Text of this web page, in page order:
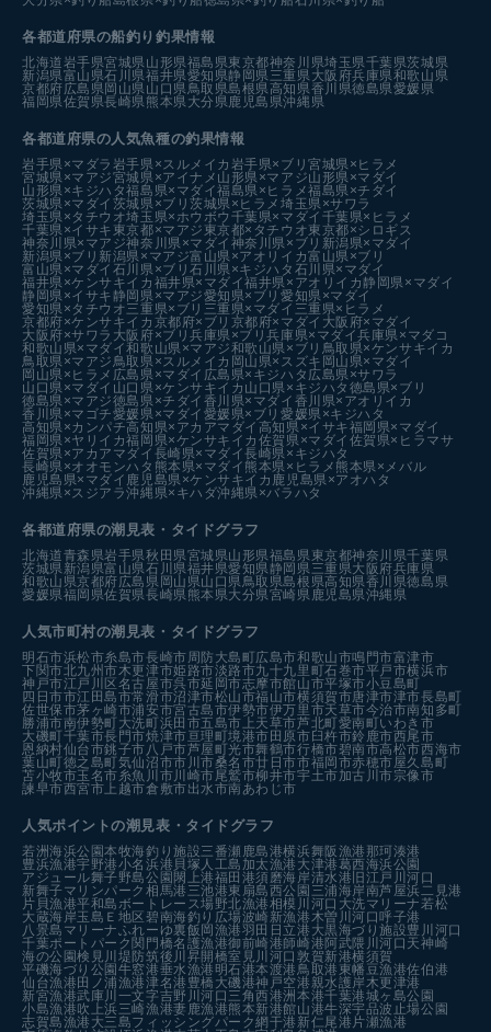
各都道府県の船釣り釣果情報
北海道岩手県宮城県山形県福島県東京都神奈川県埼玉県千葉県茨城県
新潟県富山県石川県福井県愛知県静岡県三重県大阪府兵庫県和歌山県
京都府広島県岡山県山口県鳥取県島根県高知県香川県徳島県愛媛県
福岡県佐賀県長崎県熊本県大分県鹿児島県沖縄県
各都道府県の人気魚種の釣果情報
岩手県×マダラ 岩手県×スルメイカ 岩手県×ブリ宮城県×ヒラメ
宮城県×マアジ宮城県×アイナメ 山形県×マアジ山形県×マダイ
山形県×キジハタ福島県×マダイ福島県×ヒラメ福島県×チダイ
茨城県×マダイ 茨城県×ブリ茨城県×ヒラメ埼玉県×サワラ
埼玉県×タチウオ埼玉県×ホウボウ 千葉県×マダイ 千葉県×ヒラメ
千葉県×イサキ 東京都×マアジ 東京都×タチウオ東京都×シロギス
神奈川県×マアジ神奈川県×マダイ 神奈川県×ブリ 新潟県×マダイ
新潟県×ブリ 新潟県×マアジ富山県×アオリイカ富山県×ブリ
富山県×マダイ 石川県×ブリ石川県×キジハタ 石川県×マダイ
福井県×ケンサキイカ 福井県×マダイ福井県×アオリイカ 静岡県×マダイ
静岡県×イサキ 静岡県×マアジ愛知県×ブリ愛知県×マダイ
愛知県×タチウオ三重県×ブリ 三重県×マダイ 三重県×ヒラメ
京都府×ケンサキイカ 京都府×ブリ 京都府×マダイ 大阪府×マダイ
大阪府×サワラ 大阪府×ブリ兵庫県×ブリ兵庫県×マダイ兵庫県×マダコ
和歌山県×マダイ和歌山県×マアジ和歌山県×ブリ 鳥取県×ケンサキイカ
鳥取県×マアジ鳥取県×スルメイカ 岡山県×スズキ 岡山県×マダイ
岡山県×ヒラメ 広島県×マダイ 広島県×キジハタ 広島県×サワラ
山口県×マダイ 山口県×ケンサキイカ 山口県×キジハタ 徳島県×ブリ
徳島県×マアジ徳島県×チダイ 香川県×マダイ 香川県×アオリイカ
香川県×マゴチ愛媛県×マダイ 愛媛県×ブリ愛媛県×キジハタ
高知県×カンパチ高知県×アカアマダイ 高知県×イサキ福岡県×マダイ
福岡県×ヤリイカ福岡県×ケンサキイカ 佐賀県×マダイ 佐賀県×ヒラマサ
佐賀県×アカアマダイ 長崎県×マダイ長崎県×キジハタ
長崎県×オオモンハタ 熊本県×マダイ 熊本県×ヒラメ 熊本県×メバル
鹿児島県×マダイ 鹿児島県×ケンサキイカ 鹿児島県×アオハタ
沖縄県×スジアラ沖縄県×キハダ沖縄県×バラハタ
各都道府県の潮見表 ・タイドグラフ
北海道青森県岩手県秋田県宮城県山形県福島県東京都神奈川県千葉県
茨城県新潟県富山県石川県福井県愛知県静岡県三重県大阪府兵庫県
和歌山県京都府広島県 岡山県山口県鳥取県島根県高知県香川県徳島県
愛媛県福岡県佐賀県長崎県熊本県大分県宮崎県鹿児島県沖縄県
人気市町村の潮見表・タイドグラフ
明石市浜松市糸島市長崎市周防大島町広島市和歌山市鳴門市富津市
下関市北九州市木更津市姫路市淡路市九十九里町石巻市平戸市横浜市
神戸市江戸川区 名古屋市呉市延岡市志摩市館山市平塚市小豆島町
四日市市江田島市常滑市沼津市松山市福山市横須賀市唐津市津市長島町
佐世保市茅ヶ崎市浦安市宮古島市伊勢市伊万里市天草市今治市南知多町
勝浦市南伊勢町大洗町浜田市五島市 上天草市芦北町愛南町いわき市
大磯町千葉市長門市焼津市亘理町境港市 田原市 臼杵市鈴鹿市西尾市
恩納村仙台市銚子市八戸市芦屋町光市舞鶴市行橋市碧南市高松市西海市
葉山町徳之島町気仙沼市市川市桑名市廿日市市福岡市赤穂市屋久島町
苫小牧市玉名市糸魚川市川崎市尾鷲市柳井市宇土市加古川市宗像市
諫早市西宮市 上越市倉敷市出水市南あわじ市
人気ポイントの潮見表・タイドグラフ
若洲海浜公園本牧海釣り施設三番瀬 鹿島港横浜舞阪漁港 那珂湊港
豊浜漁港宇野港小名浜港 貝塚人工島 加太漁港 大津港葛西海浜公園
アジュール舞子野島公園 閖上港福田港須磨海岸清水港 旧江戸川河口
新舞子マリンパーク 相馬港 三池港東扇島西公園 三浦海岸南芦屋浜二見港
片貝漁港平和島ボートレース場野北漁港相模川河口 大洗マリーナ若松
大蔵海岸玉島Ｅ地区 碧南海釣り広場波崎新漁港木曽川河口 呼子港
八景島マリーナふれーゆ裏飯岡漁港羽田 日立港 大黒海づり施設豊川河口
千葉ポートパーク 関門橋名護漁港御前崎港師崎港 阿武隈川河口 天神崎
海の公園検見川堤防筑後川昇開橋室見川河口敦賀新港横須賀
平磯海づり公園 牛窓港垂水漁港 明石港本渡港鳥取港 東幡豆漁港佐伯港
仙台漁港 田ノ浦漁港津名港 豊橋 大磯港神戸空港親水護岸木更津港
新宮漁港武庫川一文字吉野川河口 三角西港洲本港千葉港城ヶ島公園
小島漁港吹上浜三崎漁港妻鹿漁港熊本新港館山港牛深宇品波止場公園
志賀島漁港 大三島フィッシングパーク網干港 新仁尾港 片瀬漁港